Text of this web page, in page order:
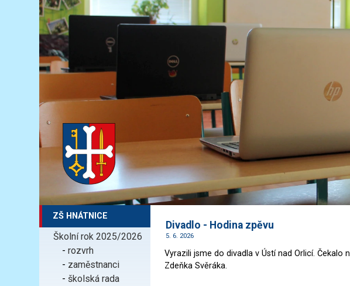
ZŠ HNÁTNICE
Školní rok 2025/2026
-rozvrh
- zaměstnanci
-školská rada
Divadlo - Hodina zpěvu
5. 6. 2026
Vyrazili jsme do divadla v Ústí nad Orlicí.
Zdeňka Svěráka.